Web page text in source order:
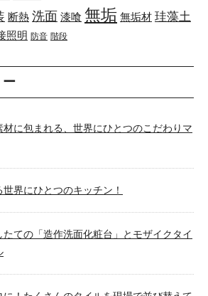
断熱 洗面 漆喰 無垢 無垢材 珪藻土
照明 防音 階段
に包まれる、世界にひとつのこだわりマ
界にひとつのキッチン！
ての「造作洗面化粧台」とモザイクタイ